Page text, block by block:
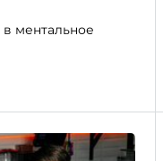
ментальное